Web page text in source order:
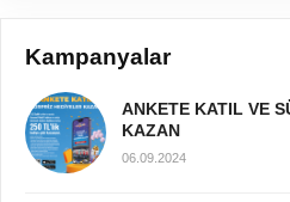
Kampanyalar
ANKETE KATIL VE
KAZAN
06.09.2024